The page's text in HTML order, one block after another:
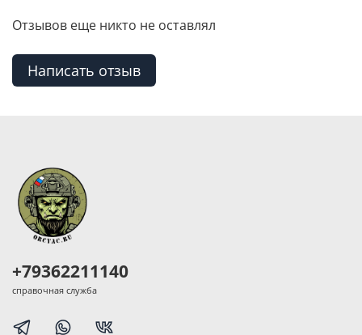
Отзывов еще никто не оставлял
Написать отзыв
+79362211140
справочная служба